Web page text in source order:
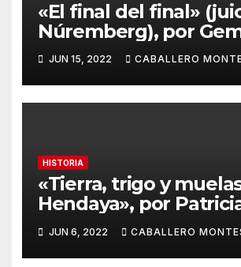
«El final del final»
Núremberg), por
Martínez Castaño (1º
Bachillerato B)
JUN 15, 2022 CABALLERO
HISTORIA
«Tierra, trigo y
Hendaya», por
Navarro Tenza (1º
B)
JUN 6, 2022 CABALLERO